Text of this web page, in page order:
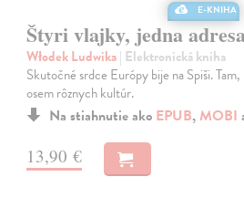
E-KNIHA
Štyri vlajky, jedna
Włodek Ludwika| Elektronická kniha
Skutočné srdce Európy bije na Spiši.
osem rôznych kultúr.
Na stiahnutie ako EPUB, MOBI
13,90 €